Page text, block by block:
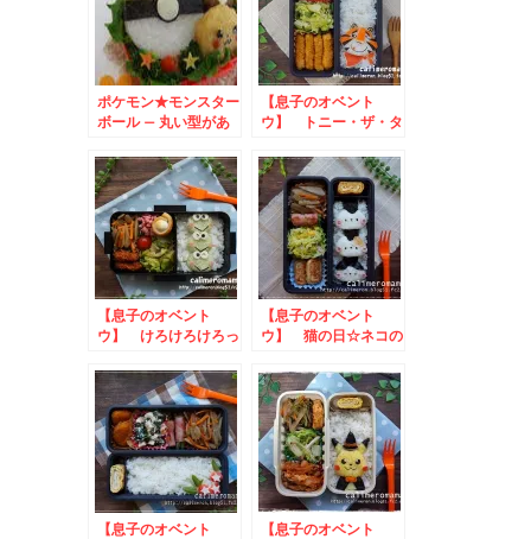
ポケモン★モンスター
ボール – 丸い型があ
ゃう♪
【息子のオベント
ウ】 トニー・ザ・タ
【息子のオベント
ウ】 けろけろけろっ
【息子のオベント
ウ】 猫の日☆ネコの
【息子のオベント
【息子のオベント